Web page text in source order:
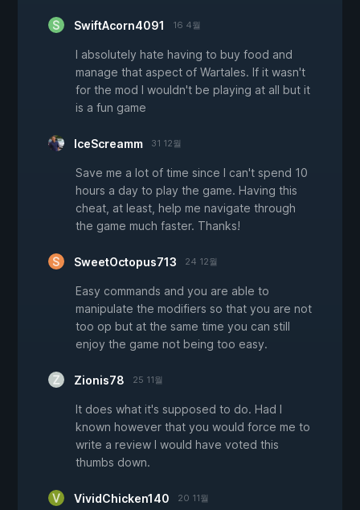
SwiftAcorn4091 16 4월
I absolutely hate having to buy food and
manage that aspect of Wartales. If it wasn't
for the mod I wouldn't be playing at all but it
is a fun game
IceScreamm 31 12월
Save me a lot of time since I can't spend 10
hours a day to play the game. Having this
cheat, at least, help me navigate through
the game much faster. Thanks!
SweetOctopus713 24 12월
Easy commands and you are able to
manipulate the modifiers so that you are not
too op but at the same time you can still
enjoy the game not being too easy.
Zionis78 25 11월
It does what it's supposed to do. Had I
known however that you would force me to
write a review I would have voted this
thumbs down.
VividChicken140 20 11월